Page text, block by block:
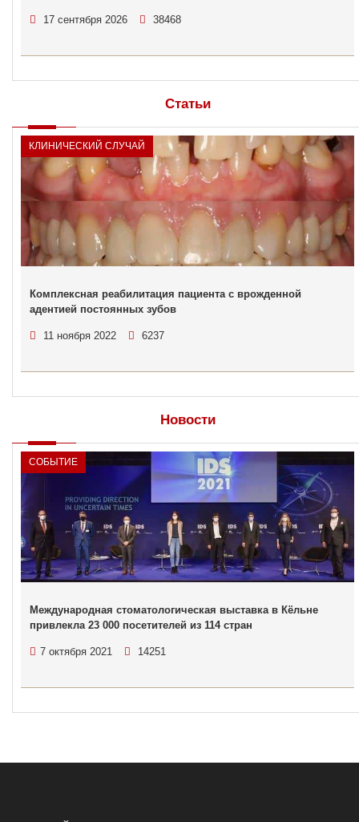
17 сентября 2026 38468
Статьи
КЛИНИЧЕСКИЙ СЛУЧАЙ
Комплексная реабилитация пациента с врожденной
адентией постоянных зубов
11 ноября 2022 6237
Новости
СОБЫТИЕ
Международная стоматологическая выставка в Кёльне
привлекла 23 000 посетителей из 114 стран
7 октября 2021 14251